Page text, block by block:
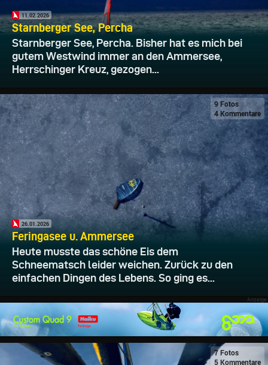
11.02.2026
Starnberger See, Percha
Starnberger See, Percha. Bisher hat es mich bei
gutem Westwind immer an den Ammersee,
Herrschinger Kreuz, gezogen...
9 Fotos
4 Kommentare
26.01.2026
Feringasee u. Ammersee
Heute musste das schöne Eis dem
Schneematsch leider weichen. Zurück zu den
einfachen Dingen des Lebens. So ging es...
7 Fotos
5 Kommentare